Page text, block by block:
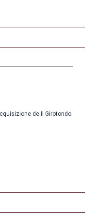
de Il Girotondo